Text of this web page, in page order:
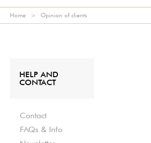
Home Opinion of clients
HELP AND
CONTACT
Contact
FAQs & Info